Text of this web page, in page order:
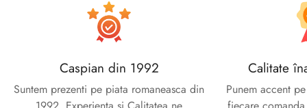
Caspian din 1992
Suntem prezenti pe piata romaneasca din
Calitate
Punem accent